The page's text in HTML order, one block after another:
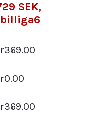
SEK,